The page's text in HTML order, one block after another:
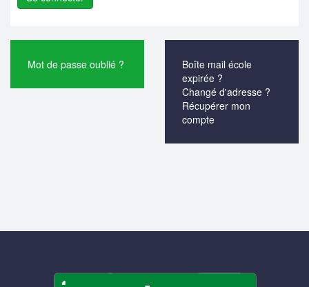
Mot de passe oublié ?
Boîte mail école
expirée ?
Changé d'adresse ?
Récupérer mon
compte